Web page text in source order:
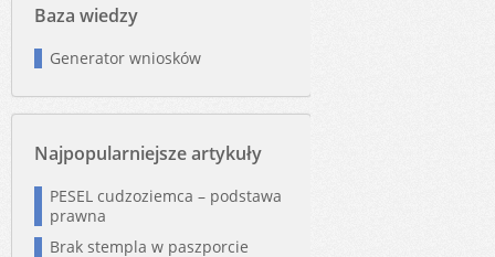
Baza wiedzy
Generator wniosków
Najpopularniejsze artykuły
PESEL cudzoziemca – podstawa
prawna
Brak stempla w paszporcie